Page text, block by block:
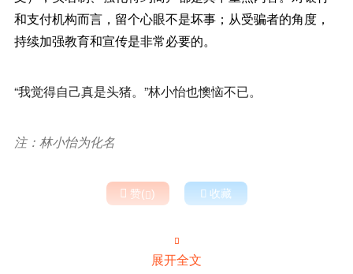
和支付机构而言，留个心眼不是坏事；从受骗者的角度，
持续加强教育和宣传是非常必要的。
“我觉得自己真是头猪。”林小怡也懊恼不已。
注：林小怡为化名
 赞()  收藏

展开全文